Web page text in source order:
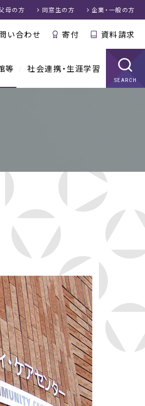
等 社会連携・生涯学習
SEARCH
母の方 同窓生の方 企業・一般の方
い合わせ 寄付 資料請求